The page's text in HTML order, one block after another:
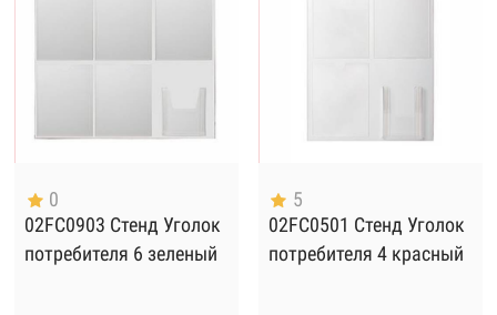
0
02FC0903 Стенд Уголок
потребителя 6 зеленый
5
02FC0501 Стенд Уголок
потребителя 4 красный